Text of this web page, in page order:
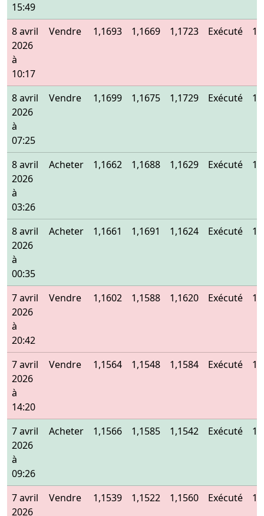
15:49
8 avril
2026
à
10:17
Vendre 1,1693 1,1669 1,1723 Exécuté
8 avril
2026
à
07:25
Vendre 1,1699 1,1675 1,1729 Exécuté
8 avril
2026
à
03:26
Acheter 1,1662 1,1688 1,1629 Exécuté
8 avril
2026
à
00:35
Acheter 1,1661 1,1691 1,1624 Exécuté
7 avril
2026
à
20:42
Vendre 1,1602 1,1588 1,1620 Exécuté
7 avril
2026
à
14:20
Vendre 1,1564 1,1548 1,1584 Exécuté
7 avril
2026
à
09:26
Acheter 1,1566 1,1585 1,1542 Exécuté
7 avril
2026
Vendre 1,1539 1,1522 1,1560 Exécuté